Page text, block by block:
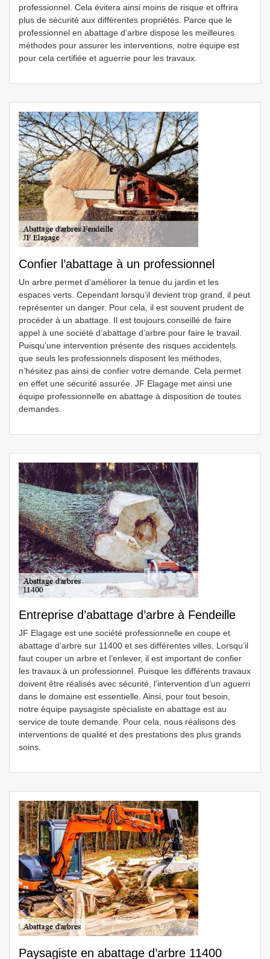
professionnel. Cela évitera ainsi moins de risque et offrira
plus de sécurité aux différentes propriétés. Parce que le
professionnel en abattage d’arbre dispose les meilleures
méthodes pour assurer les interventions, notre équipe est
pour cela certifiée et aguerrie pour les travaux.
Confier l’abattage à un professionnel
Un arbre permet d’améliorer la tenue du jardin et les
espaces verts. Cependant lorsqu’il devient trop grand, il peut
représenter un danger. Pour cela, il est souvent prudent de
procéder à un abattage. Il est toujours conseillé de faire
appel à une société d’abattage d’arbre pour faire le travail.
Puisqu’une intervention présente des risques accidentels
que seuls les professionnels disposent les méthodes,
n’hésitez pas ainsi de confier votre demande. Cela permet
en effet une sécurité assurée. JF Elagage met ainsi une
équipe professionnelle en abattage à disposition de toutes
demandes.
Entreprise d’abattage d’arbre à Fendeille
JF Elagage est une société professionnelle en coupe et
abattage d’arbre sur 11400 et ses différentes villes. Lorsqu’il
faut couper un arbre et l’enlever, il est important de confier
les travaux à un professionnel. Puisque les différents travaux
doivent être réalisés avec sécurité, l’intervention d’un aguerri
dans le domaine est essentielle. Ainsi, pour tout besoin,
notre équipe paysagiste spécialiste en abattage est au
service de toute demande. Pour cela, nous réalisons des
interventions de qualité et des prestations des plus grands
soins.
Paysagiste en abattage d’arbre 11400